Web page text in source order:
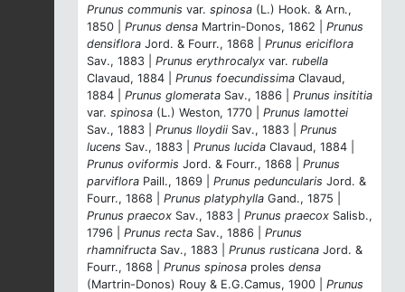
Prunus communis var. spinosa (L.) Hook. & Arn.,
1850 | Prunus densa Martrin-Donos, 1862 | Prunus
densiflora Jord. & Fourr., 1868 | Prunus ericiflora
Sav., 1883 | Prunus erythrocalyx var. rubella
Clavaud, 1884 | Prunus foecundissima Clavaud,
1884 | Prunus glomerata Sav., 1886 | Prunus insititia
var. spinosa (L.) Weston, 1770 | Prunus lamottei
Sav., 1883 | Prunus lloydii Sav., 1883 | Prunus
lucens Sav., 1883 | Prunus lucida Clavaud, 1884 |
Prunus oviformis Jord. & Fourr., 1868 | Prunus
parviflora Paill., 1869 | Prunus peduncularis Jord. &
Fourr., 1868 | Prunus platyphylla Gand., 1875 |
Prunus praecox Sav., 1883 | Prunus praecox Salisb.,
1796 | Prunus recta Sav., 1886 | Prunus
rhamnifructa Sav., 1883 | Prunus rusticana Jord. &
Fourr., 1868 | Prunus spinosa proles densa
(Martrin-Donos) Rouy & E.G.Camus, 1900 | Prunus